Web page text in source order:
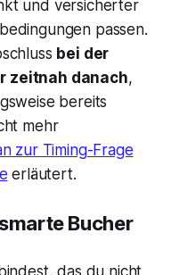
und versicherter
passen.
bei der
zeitnah danach,
bereits
mehr
zur Timing-Frage
erläutert.
Bucher